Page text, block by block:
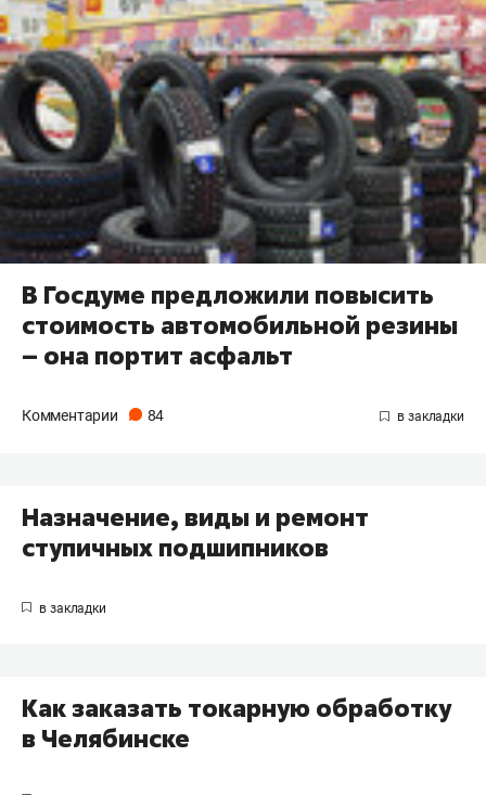
В Госдуме предложили повысить
стоимость автомобильной резины
– она портит асфальт​
Комментарии 84
Назначение, виды и ремонт
ступичных подшипников
Как заказать токарную обработку
в Челябинске